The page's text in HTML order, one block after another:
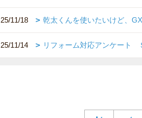
25/11/18 乾太くんを使いたいけど、
25/11/14 リフォーム対応アンケート